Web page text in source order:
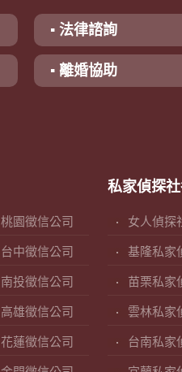
▪ 法律諮詢
▪ 離婚協助
桃園徵信公司
台中徵信公司
南投徵信公司
高雄徵信公司
花蓮徵信公司
私家偵探
女人偵探
基隆私家
苗栗私家
雲林私家
台南私家